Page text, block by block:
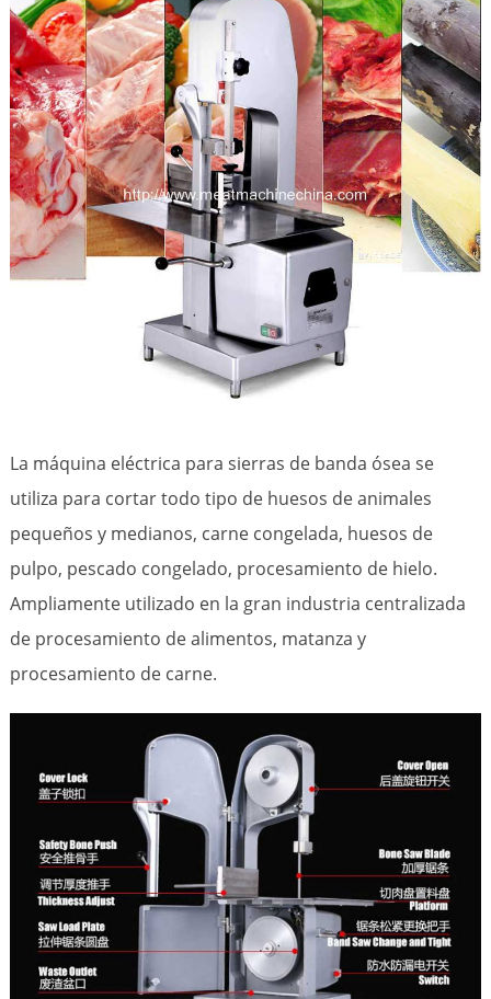
La máquina eléctrica para sierras de banda ósea se
utiliza para cortar todo tipo de huesos de animales
pequeños y medianos, carne congelada, huesos de
pulpo, pescado congelado, procesamiento de hielo.
Ampliamente utilizado en la gran industria centralizada
de procesamiento de alimentos, matanza y
procesamiento de carne.